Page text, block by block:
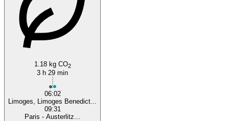
1.18 kg CO2
3 h 29 min
06:02
Limoges, Limoges Benedict...
09:31
Paris - Austerlitz...